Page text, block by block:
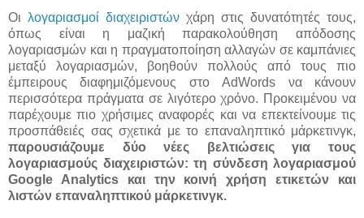
Οι λογαριασμοί διαχειριστών χάρη στις δυνατότητές τους,
όπως είναι η μαζική παρακολούθηση απόδοσης
λογαριασμών και η πραγματοποίηση αλλαγών σε καμπάνιες
μεταξύ λογαριασμών, βοηθούν πολλούς από τους πιο
έμπειρους διαφημιζόμενους στο AdWords να κάνουν
περισσότερα πράγματα σε λιγότερο χρόνο. Προκειμένου να
παρέχουμε πιο χρήσιμες αναφορές και να επεκτείνουμε τις
προσπάθειές σας σχετικά με το επαναληπτικό μάρκετινγκ,
παρουσιάζουμε δύο νέες βελτιώσεις για τους
λογαριασμούς διαχειριστών: τη σύνδεση λογαριασμού
Google Analytics και την κοινή χρήση ετικετών και
λιστών επαναληπτικού μάρκετινγκ.